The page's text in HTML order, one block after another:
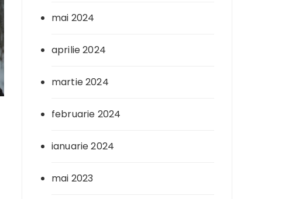
mai 2024
aprilie 2024
martie 2024
februarie 2024
ianuarie 2024
mai 2023